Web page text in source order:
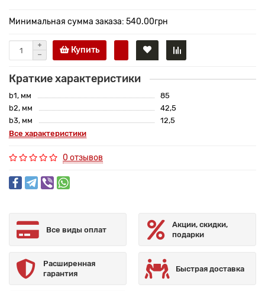
Минимальная сумма заказа: 540.00грн
Купить
Краткие характеристики
b1, мм
85
b2, мм
42,5
b3, мм
12,5
Все характеристики
0 отзывов
Все виды оплат
Акции, скидки,
подарки
Расширенная
гарантия
Быстрая доставка